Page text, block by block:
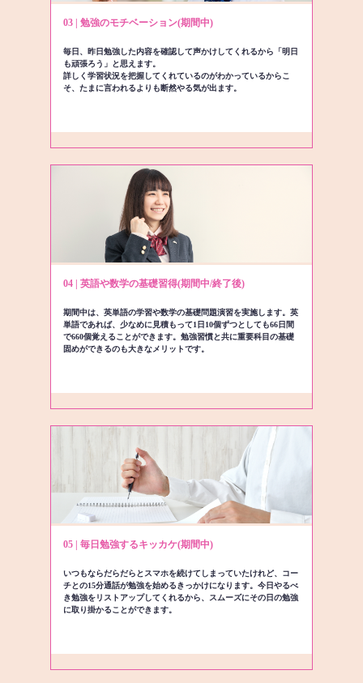
03 | 勉強のモチベーション(期間中)
毎日、昨日勉強した内容を確認して声かけしてくれるから「明日
も頑張ろう」と思えます。
詳しく学習状況を把握してくれているのがわかっているからこ
そ、たまに言われるよりも断然やる気が出ます。
04 | 英語や数学の基礎習得(期間中/終了後)
期間中は、英単語の学習や数学の基礎問題演習を実施します。英
単語であれば、少なめに見積もって1日10個ずつとしても66日間
で660個覚えることができます。勉強習慣と共に重要科目の基礎
固めができるのも大きなメリットです。
05 | 毎日勉強するキッカケ(期間中)
いつもならだらだらとスマホを続けてしまっていたけれど、コー
チとの15分通話が勉強を始めるきっかけになります。今日やるべ
き勉強をリストアップしてくれるから、スムーズにその日の勉強
に取り掛かることができます。